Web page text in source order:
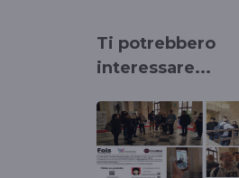
Ti potrebbero
interessare...